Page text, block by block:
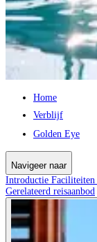
Home
Verblijf
Golden Eye
Navigeer naar
Introductie Faciliteiten
Gerelateerd reisaanbod